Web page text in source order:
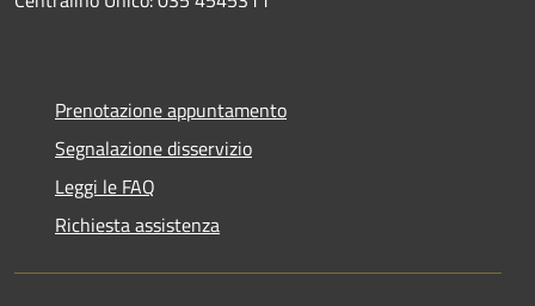
Prenotazione appuntamento
Segnalazione disservizio
Leggi le FAQ
Richiesta assistenza